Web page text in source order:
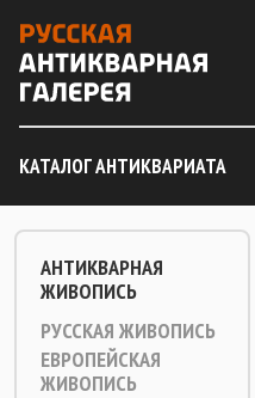
КАТАЛОГ АНТИКВАРИАТА
АНТИКВАРНАЯ
ЖИВОПИСЬ
РУССКАЯ ЖИВОПИСЬ
ЕВРОПЕЙСКАЯ
ЖИВОПИСЬ